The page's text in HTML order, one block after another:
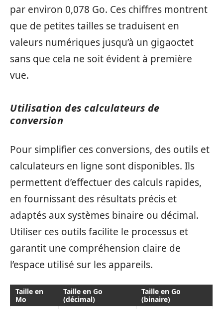
par environ 0,078 Go. Ces chiffres montrent
que de petites tailles se traduisent en
valeurs numériques jusqu’à un gigaoctet
sans que cela ne soit évident à première
vue.
Utilisation des calculateurs de
conversion
Pour simplifier ces conversions, des outils et
calculateurs en ligne sont disponibles. Ils
permettent d’effectuer des calculs rapides,
en fournissant des résultats précis et
adaptés aux systèmes binaire ou décimal.
Utiliser ces outils facilite le processus et
garantit une compréhension claire de
l’espace utilisé sur les appareils.
Taille en
Mo
Taille en Go
(décimal)
Taille en Go
(binaire)